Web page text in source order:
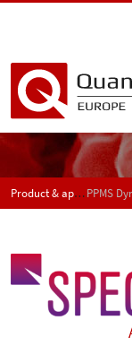
Product & application news - SPECTRUMPPMS